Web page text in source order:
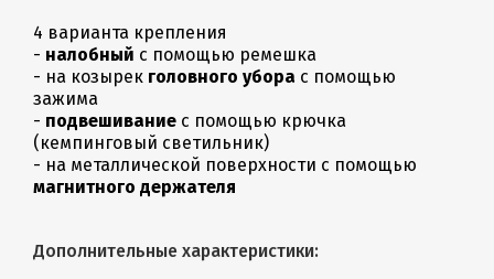
4 варианта крепления
- налобный с помощью ремешка
- на козырек головного убора с помощью
зажима
- подвешивание с помощью крючка
(кемпинговый светильник)
- на металлической поверхности с помощью
магнитного держателя
Дополнительные характеристики: